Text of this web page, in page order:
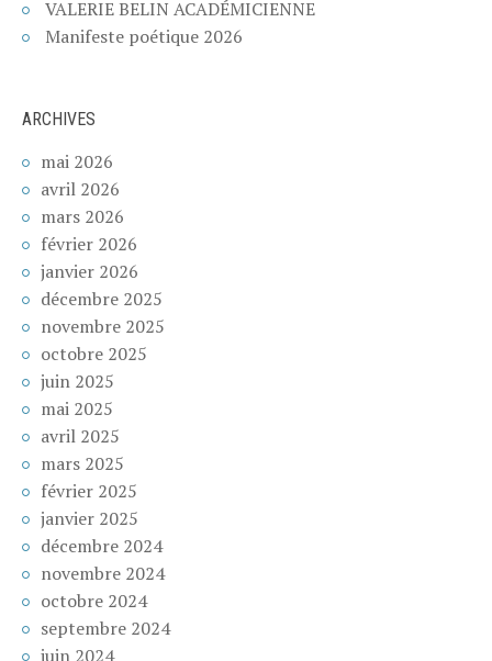
VALERIE BELIN ACADÉMICIENNE
Manifeste poétique 2026
ARCHIVES
mai 2026
avril 2026
mars 2026
février 2026
janvier 2026
décembre 2025
novembre 2025
octobre 2025
juin 2025
mai 2025
avril 2025
mars 2025
février 2025
janvier 2025
décembre 2024
novembre 2024
octobre 2024
septembre 2024
juin 2024